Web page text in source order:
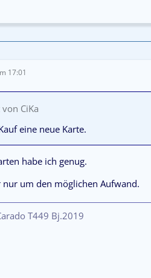
17:01
CiKa
eine neue Karte.
habe ich genug.
nur um den möglichen Aufwand.
T449 Bj.2019